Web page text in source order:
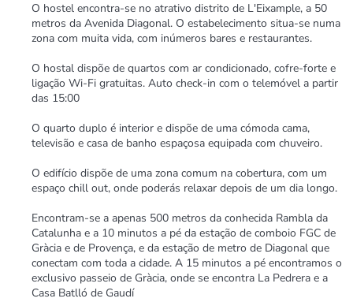
O hostel encontra-se no atrativo distrito de L'Eixample, a 50
metros da Avenida Diagonal. O estabelecimento situa-se numa
zona com muita vida, com inúmeros bares e restaurantes.
O hostal dispõe de quartos com ar condicionado, cofre-forte e
ligação Wi-Fi gratuitas. Auto check-in com o telemóvel a partir
das 15:00
O quarto duplo é interior e dispõe de uma cómoda cama,
televisão e casa de banho espaçosa equipada com chuveiro.
O edifício dispõe de uma zona comum na cobertura, com um
espaço chill out, onde poderás relaxar depois de um dia longo.
Encontram-se a apenas 500 metros da conhecida Rambla da
Catalunha e a 10 minutos a pé da estação de comboio FGC de
Gràcia e de Provença, e da estação de metro de Diagonal que
conectam com toda a cidade. A 15 minutos a pé encontramos o
exclusivo passeio de Gràcia, onde se encontra La Pedrera e a
Casa Batlló de Gaudí